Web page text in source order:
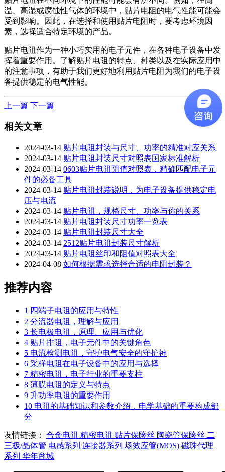
温、高湿或腐蚀性气体的环境中，贴片电阻的电气性能可能会
受到影响。因此，在选择和使用贴片电阻时，要考虑环境因
素，选择适合特定环境的产品。
贴片电阻作为一种小巧实用的电子元件，在各种电子设备中发
挥着重要作用。了解贴片电阻的特点、种类以及在实际应用中
的注意事项，有助于我们更好地利用贴片电阻为我们的电子设
备提供稳定的电气性能。
上一篇 下一篇
相关文章
2024-03-14 贴片电阻封装与尺寸、功率的精准对应关系
2024-03-14 贴片电阻封装尺寸对照表国家标准解析
2024-03-14 0603贴片电阻阻值对照表，精确匹配电子元
件的必备工具
2024-03-14 贴片电阻封装说明，为电子设备提供稳定电
压与电流
2024-03-14 贴片电阻，规格尺寸、功率与你的关系
2024-03-14 贴片电阻封装尺寸功率一览表
2024-03-14 贴片电阻封装尺寸大全
2024-03-14 2512贴片电阻封装尺寸解析
2024-03-14 贴片电阻丝印和阻值对照表大全
2024-04-08 如何根据需求选择合适的电阻封装？
推荐内容
1 四端子电阻的应用与特性
2 分流器电阻，理解与应用
3 长电极电阻，原理、应用与优化
4 贴片排阻，电子元件中的关键角色
5 电流检测电阻，守护电气安全的守护神
6 采样电阻在电子设备中的应用与选择
7 精密电阻，电子行业的重要支柱
8 薄膜电阻的定义与特点
9 升功率电阻的重要作用
10 电阻的基础知识和参数介绍，电学基础的重要构成部
分
友情链接： 合金电阻 精密电阻 贴片保险丝 陶瓷管保险丝 二
三极/晶体管 电感系列 连接器系列 场效应管(MOS) 磁珠代理
系列 华年商城